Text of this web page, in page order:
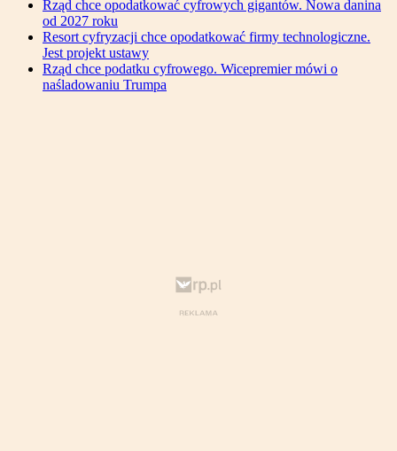
Rząd chce opodatkować cyfrowych gigantów. Nowa danina
od 2027 roku
Resort cyfryzacji chce opodatkować firmy technologiczne.
Jest projekt ustawy
Rząd chce podatku cyfrowego. Wicepremier mówi o
naśladowaniu Trumpa